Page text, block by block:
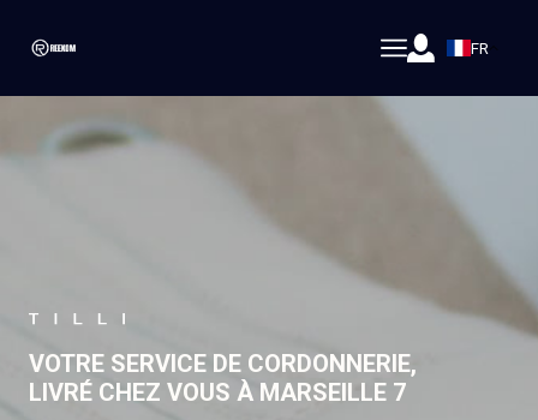
FR
VOTRE SERVICE DE CORDONNERIE,
LIVRÉ CHEZ VOUS À MARSEILLE 7